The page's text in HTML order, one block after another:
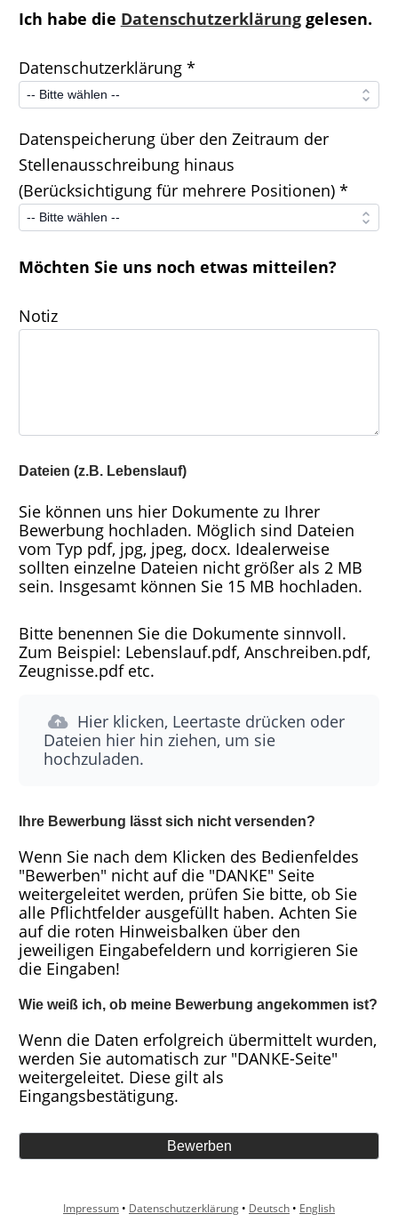
Ich habe die Datenschutzerklärunggelesen.
Datenschutzerklärung *
Datenspeicherung über den Zeitraum der
Stellenausschreibung hinaus
(Berücksichtigung für mehrere Positionen) *
Möchten Sie uns noch etwas mitteilen?
Notiz
Dateien (z.B. Lebenslauf)
Sie können uns hier Dokumente zu Ihrer
Bewerbung hochladen. Möglich sind Dateien
vom Typ pdf, jpg, jpeg, docx. Idealerweise
sollten einzelne Dateien nicht größer als 2 MB
sein. Insgesamt können Sie 15 MB hochladen.
Bitte benennen Sie die Dokumente sinnvoll.
Zum Beispiel: Lebenslauf.pdf, Anschreiben.pdf,
Zeugnisse.pdf etc.
Hier klicken, Leertaste drücken oder
Dateien hier hin ziehen, um sie
hochzuladen.
Ihre Bewerbung lässt sich nicht versenden?
Wenn Sie nach dem Klicken des Bedienfeldes
"Bewerben" nicht auf die "DANKE" Seite
weitergeleitet werden, prüfen Sie bitte, ob Sie
alle Pflichtfelder ausgefüllt haben. Achten Sie
auf die roten Hinweisbalken über den
jeweiligen Eingabefeldern und korrigieren Sie
die Eingaben!
Wie weiß ich, ob meine Bewerbung angekommen ist?
Wenn die Daten erfolgreich übermittelt wurden,
werden Sie automatisch zur "DANKE-Seite"
weitergeleitet. Diese gilt als
Eingangsbestätigung.
Impressum • Datenschutzerklärung • Deutsch • English